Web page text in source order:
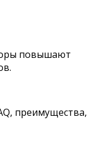
повышают
преимущества,